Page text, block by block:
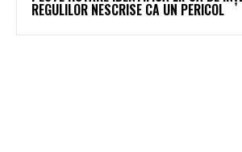
REGULILOR NESCRISE CA UN PERICOL